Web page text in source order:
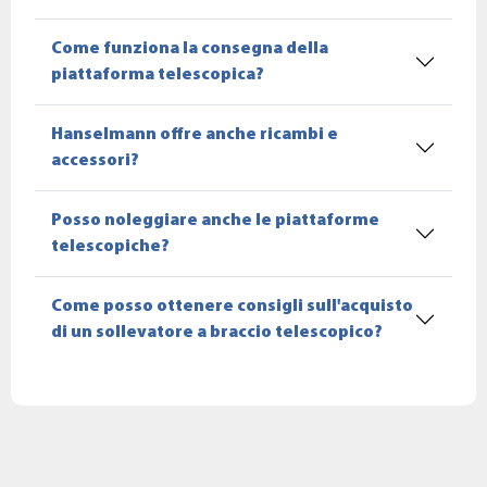
Come funziona la consegna della
piattaforma telescopica?
Hanselmann offre anche ricambi e
accessori?
Posso noleggiare anche le piattaforme
telescopiche?
Come posso ottenere consigli sull'acquisto
di un sollevatore a braccio telescopico?